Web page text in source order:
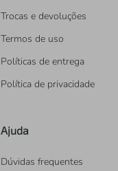
Trocas e devoluções
Termos de uso
Políticas de entrega
Política de privacidade
Ajuda
Dúvidas frequentes